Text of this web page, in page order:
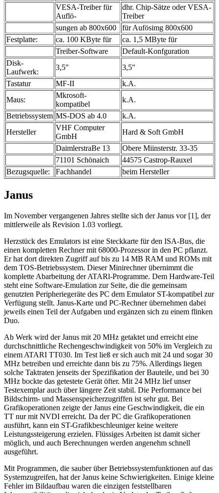
VESA-Treiber für
Auflö-
dhr. Chip-Sätze oder VESA-
Treiber
sungen ab 800x600
für Aufösimg 800x600
Festplatte:
ca. 100 KByte für
ca. 1,5 MByte für
Treiber-Software
Default-Konfguration
Disk-
Laufwerk:
3,5"
3,5"
Tastatur
MF-II
k.A.
Maus:
Mkrosoft-
kompatibel
k.A.
Betriebssystem MS-DOS ab 4.0
k.A.
Hersteller
VHF Computer
GmbH
Hard & Soft GmbH
DaimlerstraBe 13
Obere Miinsterstr. 33-35
71101 Schönaich
44575 Castrop-Rauxel
Bezugsquelle:
Fachhandel beim Hersteller
Janus
Im November vergangenen Jahres stellte sich der Janus vor [1], der
mittlerweile als Revision 1.03 vorliegt.
Herzstück des Emulators ist eine Steckkarte für den ISA-Bus, die
einen kompletten Rechner mit 68000-Prozessor in den PC pflanzt.
Er hat dort direkten Zugriff auf bis zu 14 MB RAM und ROMs mit
dem TOS-Betriebssystem. Dieser Minirechner übernimmt die
komplette Abarbeitung der ATARl-Programme. Dem Hardware-Teil
steht eine Software-Emulation zur Seite, die die gemeinsam
genutzten Peripheriegeräte des PC dem Emulator ST-kompatibel zur
Verfügung stellt. Janus-Karte und PC-Rechner übernehmen dabei
jeweils einen Teil der Aufgaben und ergänzen sich zu einem flinken
Duo.
Ab Werk wird der Janus mit 20 MHz getaktet und erreicht eine
durchschnittliche Rechengeschwindigkeit von 50% im Vergleich zu
einem ATARI TT030. Im Test ließ er sich auch mit 24 und sogar 30
MHz betreiben und erreichte dann bis zu 75%. Allerdings liegen
solche Taktraten jenseits der Spezifikation der Bauteile, und bei 30
MHz bockte das getestete Gerät öfter. Mit 24 MHz lief unser
Testexemplar auch über längere Zeit stabil. Die Performance bei
Bildschirm- und Massenspeicherzugriffen ist sehr gut. Bei
Grafikoperationen zeigte der Janus eine Geschwindigkeit, die ein
TT nur mit NVDI erreicht. Da der PC die Grafikoperationen
ausführt, kann ein ST-Grafikbeschleuniger keine weitere
Leistungssteigerung erzielen. Flüssiges Arbeiten ist damit sicher
möglich, und auch Berechnungen werden angenehm schnell
ausgeführt.
Mit Programmen, die sauber über Betriebssystemfunktionen auf das
Systemzugreifen, hat der Janus keine Schwierigkeiten. Einige kleine
Fehler im Bildaufbau waren die einzigen feststellbaren